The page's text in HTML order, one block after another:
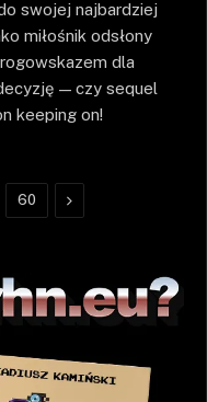
swojej najbardziej
miłośnik odsłony
dla
— czy sequel
keeping on!
60 Następne